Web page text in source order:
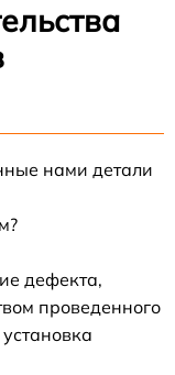
нами детали
дефекта,
проведенного